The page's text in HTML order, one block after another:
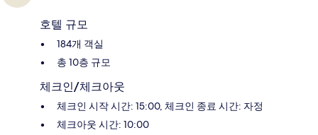
호텔 규모
184개 객실
총 10층 규모
체크인/체크아웃
체크인 시작 시간: 15:00, 체크인 종료 시간: 자정
체크아웃 시간: 10:00